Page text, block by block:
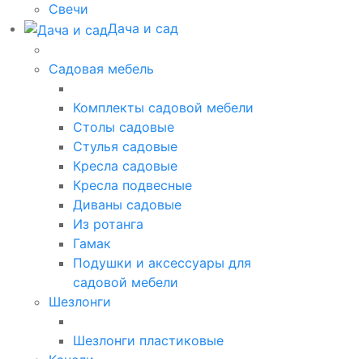
Свечи
Дача и сад
Садовая мебель
Комплекты садовой мебели
Столы садовые
Стулья садовые
Кресла садовые
Кресла подвесные
Диваны садовые
Из ротанга
Гамак
Подушки и аксессуары для
садовой мебели
Шезлонги
Шезлонги пластиковые